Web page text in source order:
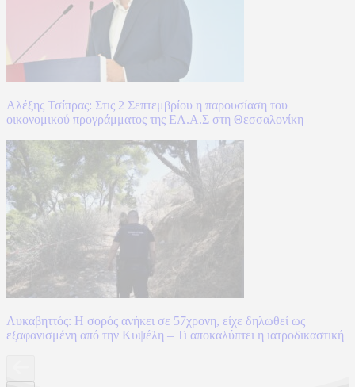
Αλέξης Τσίπρας: Στις 2 Σεπτεμβρίου η παρουσίαση του
οικονομικού προγράμματος της ΕΛ.Α.Σ στη Θεσσαλονίκη
Λυκαβηττός: Η σορός ανήκει σε 57χρονη, είχε δηλωθεί ως
εξαφανισμένη από την Κυψέλη – Τι αποκαλύπτει η ιατροδικαστική